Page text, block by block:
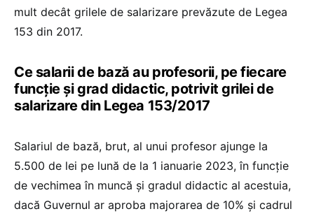
mult decât grilele de salarizare prevăzute de Legea
153 din 2017.
Ce salarii de bază au profesorii, pe fiecare
funcție și grad didactic, potrivit grilei de
salarizare din Legea 153/2017
Salariul de bază, brut, al unui profesor ajunge la
5.500 de lei pe lună de la 1 ianuarie 2023, în funcție
de vechimea în muncă și gradul didactic al acestuia,
dacă Guvernul ar aproba majorarea de 10% și cadrul